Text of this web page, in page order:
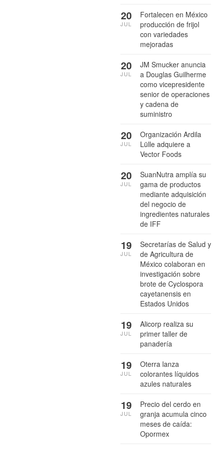
Fortalecen en México
producción de frijol
con variedades
mejoradas
20
JUL
JM Smucker anuncia
a Douglas Guilherme
como vicepresidente
senior de operaciones
y cadena de
suministro
20
JUL
Organización Ardila
Lülle adquiere a
Vector Foods
20
JUL
SuanNutra amplía su
gama de productos
mediante adquisición
del negocio de
ingredientes naturales
de IFF
20
JUL
Secretarías de Salud y
de Agricultura de
México colaboran en
investigación sobre
brote de Cyclospora
cayetanensis en
Estados Unidos
19
JUL
Alicorp realiza su
primer taller de
panadería
19
JUL
Oterra lanza
colorantes líquidos
azules naturales
19
JUL
Precio del cerdo en
granja acumula cinco
meses de caída:
Opormex
19
JUL